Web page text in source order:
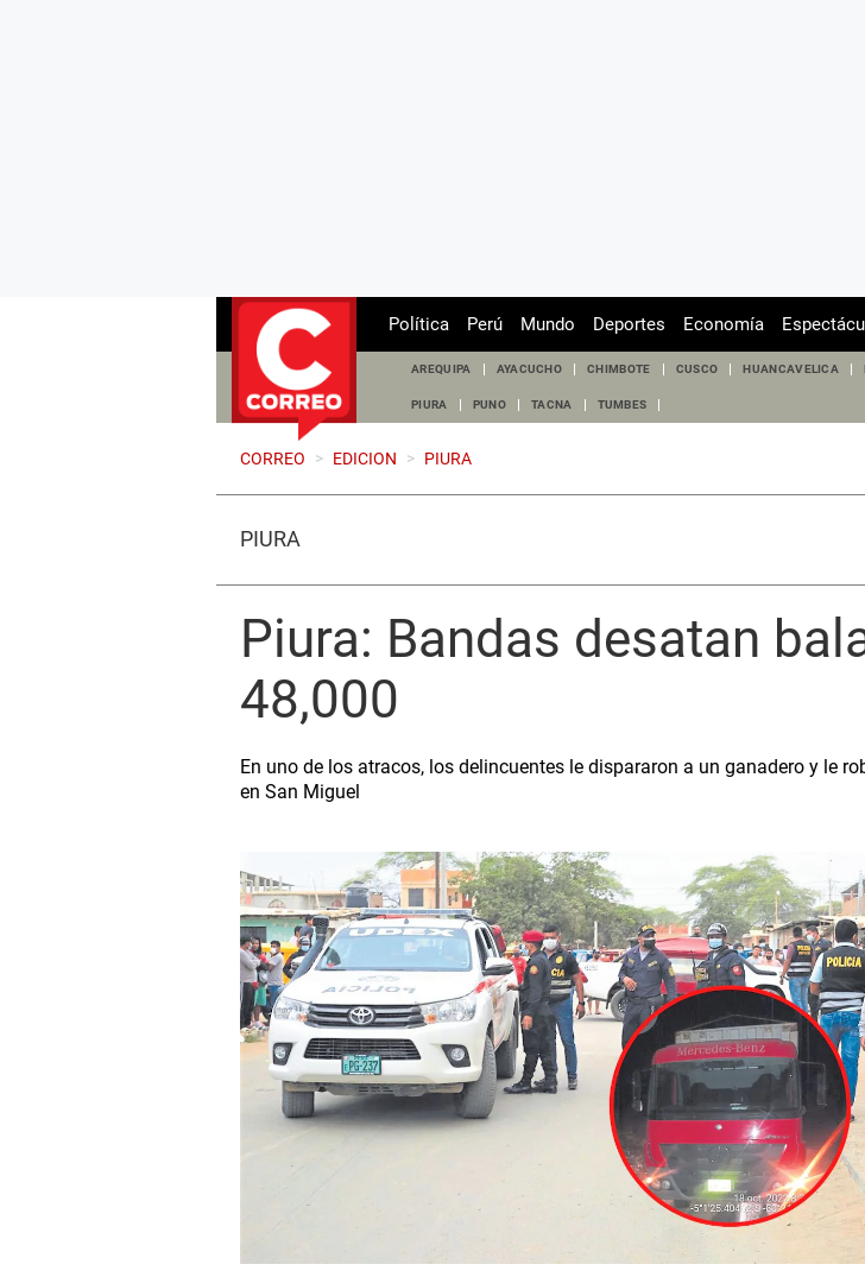
Política Perú Mundo Deportes Economía
AREQUIPA AYACUCHO CHIMBOTE CUSCO HUANCAVELICA
PIURA PUNO TACNA TUMBES
CORREO > EDICION > PIURA
PIURA
Piura: Bandas desatan
48,000
En uno de los atracos, los delincuentes le dispararon a un ganadero y le
en San Miguel